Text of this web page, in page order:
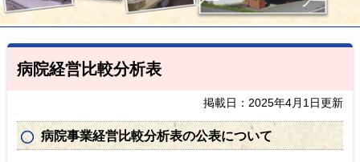
病院経営比較分析表
掲載日：2025年4月1日更新
病院事業経営比較分析表の公表について